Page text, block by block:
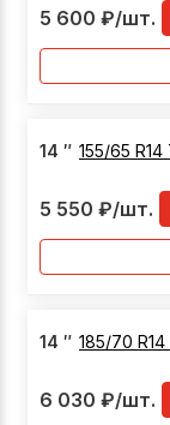
5 600 ₽/шт.
14 ″ 155/65 R14
5 550 ₽/шт.
14 ″ 185/70
6 030 ₽/шт.